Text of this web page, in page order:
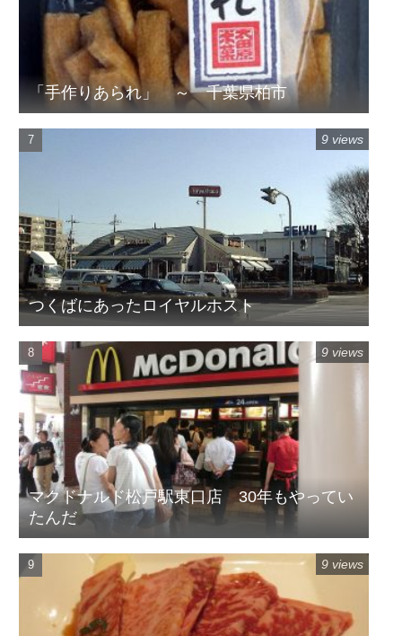
「手作りあられ」 ～ 千葉県柏市
つくばにあったロイヤルホスト
9 views
マクドナルド松戸駅東口店 30年もやってい
たんだ
9 views
9 views